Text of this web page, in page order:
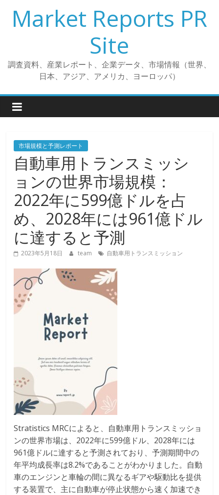
プ
Market Reports PR
Site
調査資料、産業レポート、企業データ、市場情報（世界、
日本、アジア、アメリカ、ヨーロッパ）
市場規模と予測レポート
自動車用トランスミッシ
ョンの世界市場規模：
2022年に599億ドルを占
め、2028年には961億ドル
に達すると予測
2023年5月18日 team 自動車用トランスミッション
Stratistics MRCによると、自動車用トランスミッショ
ンの世界市場は、2022年に599億ドル、2028年には
961億ドルに達すると予測されており、予測期間中の
年平均成長率は8.2%であることがわかりました。自動
車のエンジンと車輪の間に異なるギアや駆動比を提供
する装置で、主に自動車が停止状態から速く加速でき